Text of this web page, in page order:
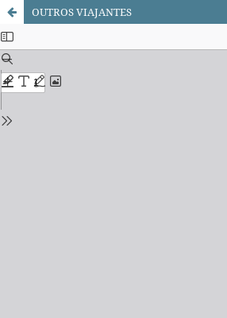
OUTROS VIAJANTES